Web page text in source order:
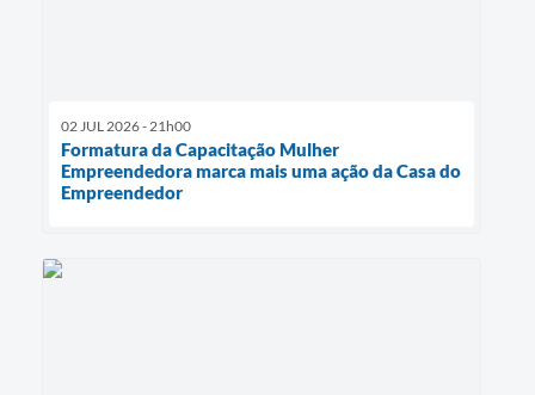
02 JUL 2026 - 21h00
Formatura da Capacitação Mulher
Empreendedora marca mais uma ação da Casa do
Empreendedor